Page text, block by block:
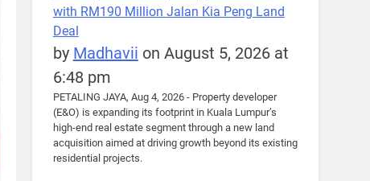
with RM190 Million Jalan Kia Peng Land
Deal
by Madhavii on August 5, 2026 at
6:48 pm
PETALING JAYA, Aug 4, 2026 - Property developer
(E&O) is expanding its footprint in Kuala Lumpur’s
high-end real estate segment through a new land
acquisition aimed at driving growth beyond its existing
residential projects.